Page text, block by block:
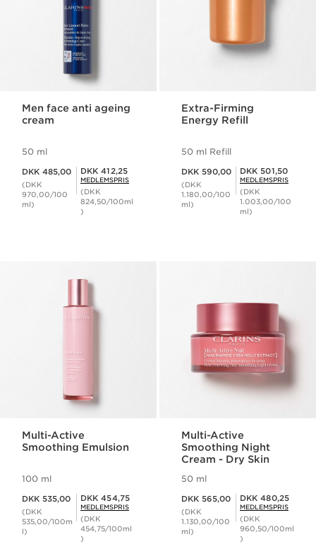
Men face anti ageing
cream
50 ml
DKK 485,00
(DKK
970,00/100
ml)
Medlemspris DKK 412,25
DKK 412,25
MEDLEMSPRIS
(DKK
824,50/100ml
)
Extra-Firming
Energy Refill
50 ml Refill
DKK 590,00
(DKK
1.180,00/100
ml)
Medlemspris DKK 501,50
DKK 501,50
MEDLEMSPRIS
(DKK
1.003,00/100
ml)
Multi-Active
Smoothing Emulsion
100 ml
DKK 535,00
(DKK
535,00/100m
l)
Medlemspris DKK 454,75
DKK 454,75
MEDLEMSPRIS
(DKK
454,75/100ml
)
Multi-Active
Smoothing Night
Cream - Dry Skin
50 ml
DKK 565,00
(DKK
1.130,00/100
ml)
Medlemspris DKK 480,25
DKK 480,25
MEDLEMSPRIS
(DKK
960,50/100ml
)